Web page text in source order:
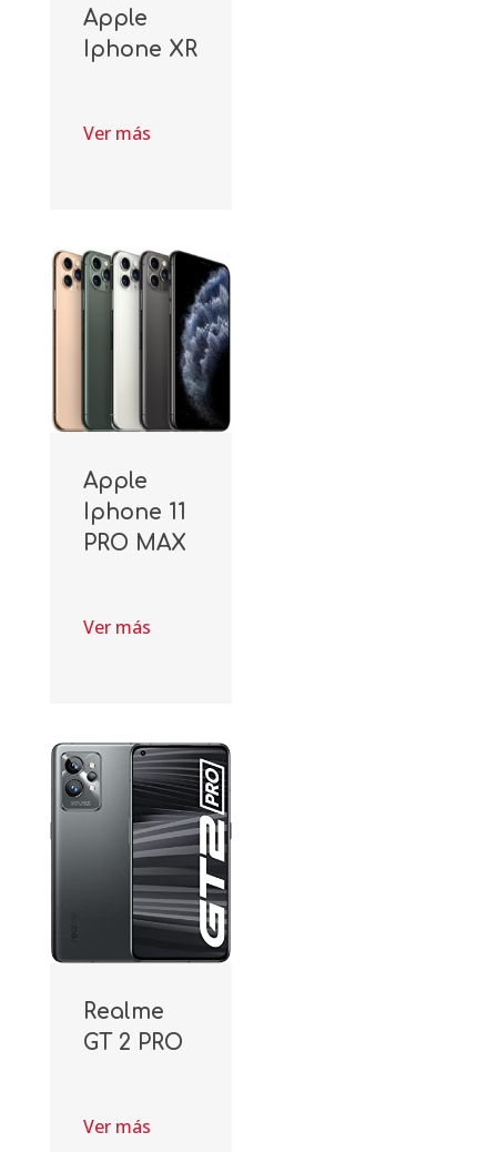
Apple
Iphone XR
Ver más
Apple
Iphone 11
PRO MAX
Ver más
Realme
GT 2 PRO
Ver más